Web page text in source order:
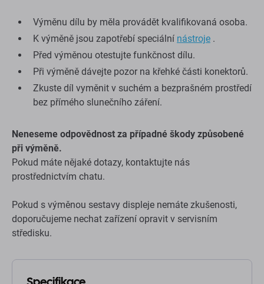
Výměnu dílu by měla provádět kvalifikovaná osoba.
K výměně jsou zapotřebí speciální nástroje .
Před výměnou otestujte funkčnost dílu.
Při výměně dávejte pozor na křehké části konektorů.
Zkuste díl vyměnit v suchém a bezprašném prostředí
bez přímého slunečního záření.
Neneseme odpovědnost za případné škody způsobené
při výměně.
Pokud máte nějaké dotazy, kontaktujte nás
prostřednictvím chatu.
Pokud s výměnou sestavy displeje nemáte zkušenosti,
doporučujeme nechat zařízení opravit v servisním
středisku.